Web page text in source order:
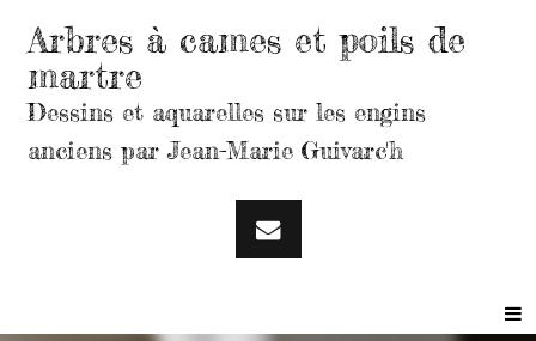
Arbres à cames et poils de
martre
Dessins et aquarelles sur les engins
anciens par Jean-Marie Guivarc'h